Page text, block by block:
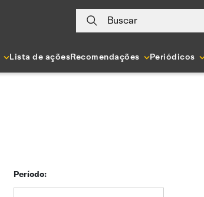
Buscar
Lista de açõesRecomendações Periódicos
Período: